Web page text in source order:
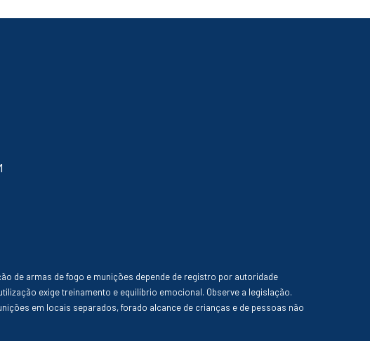
de armas de fogo e munições depende de registro por autoridade
exige treinamento e equilíbrio emocional. Observe a legislação.
em locais separados, forado alcance de crianças e de pessoas não